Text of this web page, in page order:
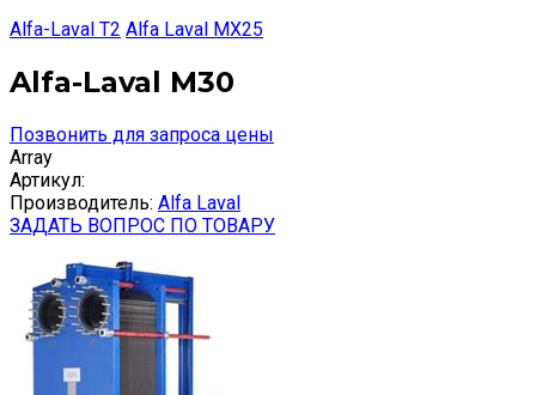
Аlfа-Lаvаl T2 Alfa Laval MX25
Alfa-Laval M30
Позвонить для запроса цены
Array
Артикул:
Производитель: Alfa Laval
ЗАДАТЬ ВОПРОС ПО ТОВАРУ